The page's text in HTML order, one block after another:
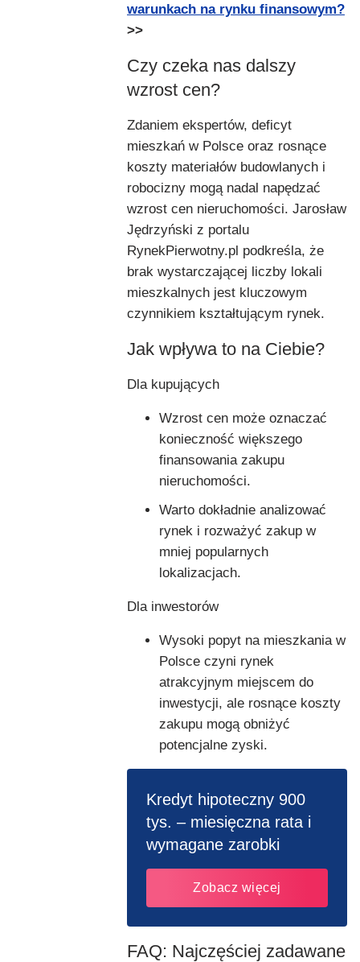
warunkach na rynku finansowym?
>>
Czy czeka nas dalszy
wzrost cen?
Zdaniem ekspertów, deficyt
mieszkań w Polsce oraz rosnące
koszty materiałów budowlanych i
robocizny mogą nadal napędzać
wzrost cen nieruchomości. Jarosław
Jędrzyński z portalu
RynekPierwotny.pl podkreśla, że
brak wystarczającej liczby lokali
mieszkalnych jest kluczowym
czynnikiem kształtującym rynek.
Jak wpływa to na Ciebie?
Dla kupujących
Wzrost cen może oznaczać
konieczność większego
finansowania zakupu
nieruchomości.
Warto dokładnie analizować
rynek i rozważyć zakup w
mniej popularnych
lokalizacjach.
Dla inwestorów
Wysoki popyt na mieszkania w
Polsce czyni rynek
atrakcyjnym miejscem do
inwestycji, ale rosnące koszty
zakupu mogą obniżyć
potencjalne zyski.
Kredyt hipoteczny 900
tys. – miesięczna rata i
wymagane zarobki
Zobacz więcej
FAQ: Najczęściej zadawane